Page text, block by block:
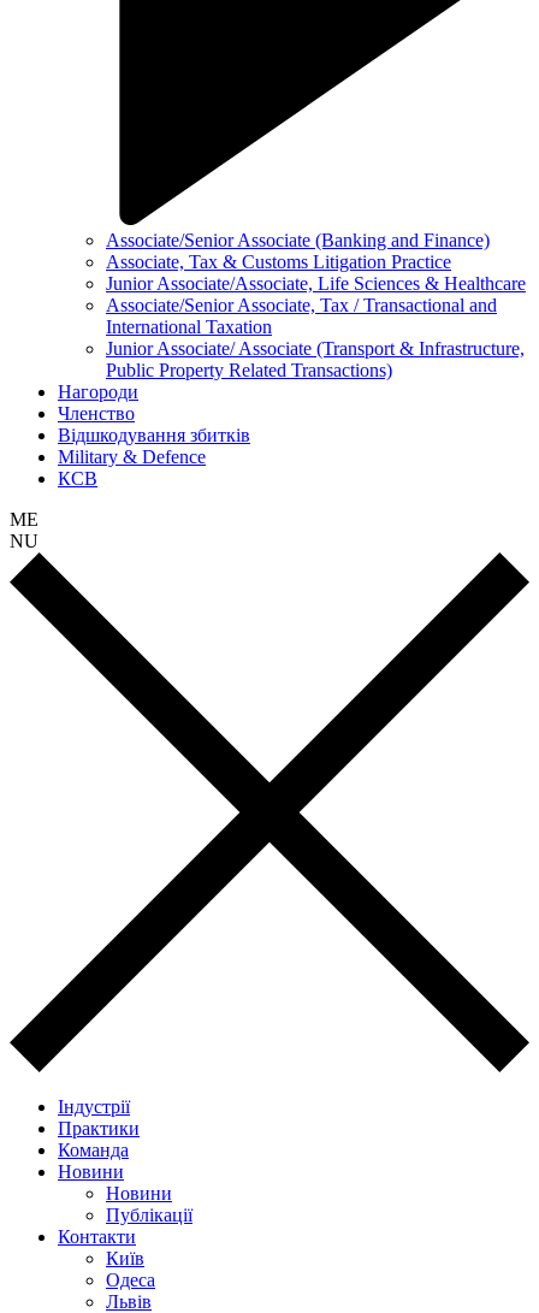
Associate/Senior Associate (Banking and Finance)
Associate, Tax & Customs Litigation Practice
Junior Associate/Associate, Life Sciences & Healthcare
Associate/Senior Associate, Tax / Transactional and
International Taxation
Junior Associate/ Associate (Transport & Infrastructure,
Public Property Related Transactions)
Нагороди
Членство
Відшкодування збитків
Military & Defence
КСВ
ME
NU
Індустрії
Практики
Команда
Новини
Новини
Публікації
Контакти
Київ
Одеса
Львів